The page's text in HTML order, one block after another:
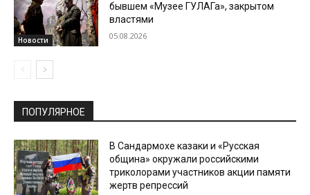
Новости
бывшем «Музее ГУЛАГа», закрытом
властями
05.08.2026
ПОПУЛЯРНОЕ
В Сандармохе казаки и «Русская
община» окружали российскими
триколорами участников акции памяти
жертв репрессий